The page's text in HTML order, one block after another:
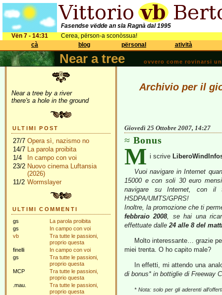
Fasendse vëdde an sla Ragnà dal 1995
Vën 7 - 14:31
Cerea, përson-a sconòssua!
cà
blog përsonal atività
Near a tree ovvero come rovinarsi
Near a tree by a river
there's a hole in the ground
ULTIMI POST
27/7 Opera sì, nazismo no
14/7 La parola proibita
1/4
In campo con voi
23/2 Nuovo cinema Luftansia
(2026)
11/2 Wormslayer
ULTIMI COMMENTI
gs
La parola proibita
gs
In campo con voi
vb
Tra tutte le passioni,
proprio questa
finelli
In campo con voi
gs
Tra tutte le passioni,
proprio questa
MCP
Tra tutte le passioni,
proprio questa
.mau.
Tra tutte le passioni,
proprio questa
Archivio per il
Giovedì 25 Ottobre 2007, 14:27
Bonus
M i scrive
Vuoi navigare in Internet
15000 e con soli 30 euro
navigare su Internet, con
HSDPA/UMTS/GPRS!
Inoltre, la promozione che ti
febbraio 2008, se hai una
effettuate dalle24 alle 8 del
Molto interessante… grazie
miei trenta. O ho capito male?
In effetti, mi attendo una
di bonus* in bottiglie di Freeway
* Nota: solo per gli aderenti